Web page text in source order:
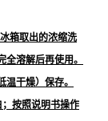
箱取出的浓缩洗
溶解后再使用。
干燥）保存。
按照说明书操作